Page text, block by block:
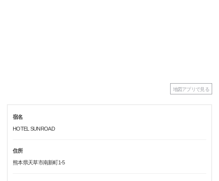
地図アプリで見る
宿名
HOTEL SUNROAD
住所
熊本県天草市南新町1-5